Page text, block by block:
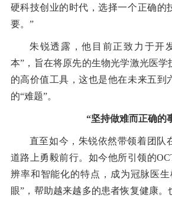
硬科技创业的时代，选择一个正确的
要。”
朱锐透露，他目前正致力于开
本”，旨在将原先的生物光学激光医学
的高价值工具，这也是他在未来五到
的“难题”。
“坚持做难而正确的
直至如今，朱锐依然带领着团队
道路上勇毅前行。如今他所引领的
辨率和智能化的特点，成为冠脉医生
眼”，帮助越来越多的患者恢复健康。